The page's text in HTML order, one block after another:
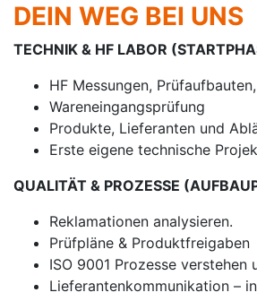
DEIN WEG BEI UNS
TECHNIK & HF LABOR
HF Messungen,
Wareneingangsprüfung
Produkte, Lieferanten und
Erste eigene technische
QUALITÄT & PROZESSE
Reklamationen analysieren.
Prüfpläne & Produktfreigaben
ISO 9001 Prozesse verstehen
Lieferantenkommunikation –